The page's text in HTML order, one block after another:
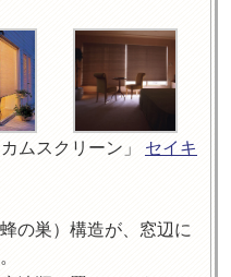
ムスクリーン」
セイキ
の巣）構造が、窓辺に